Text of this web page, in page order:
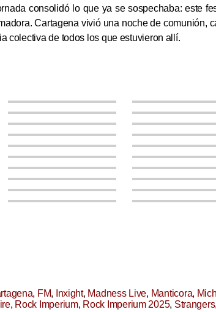
consolidó lo que ya se sospechaba: este
Cartagena vivió una noche de comunión,
colectiva de todos los que estuvieron allí.
, FM, Inxight, Madness Live, Manticora,
, Rock Imperium, Rock Imperium 2025, Strangers,